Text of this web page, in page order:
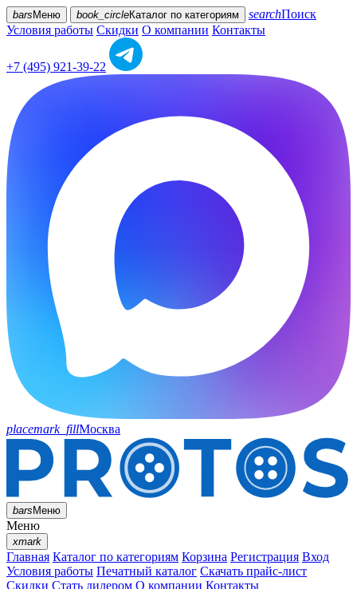
bars Меню book_circleКаталог по категориям searchПоиск
Условия работы Скидки О компании Контакты
+7 (495) 921-39-22
placemark_fillМосква
barsМеню
Меню
xmark
Главная Каталог по категориям Корзина Регистрация Вход
Условия работы Печатный каталог Скачать прайс-лист
Скидки Стать дилером О компании Контакты